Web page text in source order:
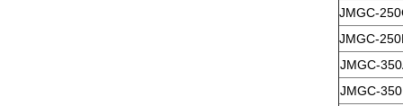
JMGC-
JMGC-
JMGC-
JMGC-